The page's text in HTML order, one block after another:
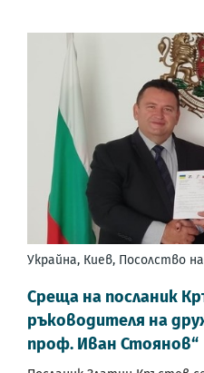
Украйна, Киев, Посолство
Среща на посланик
ръководителя на
проф. Иван Стоянов“